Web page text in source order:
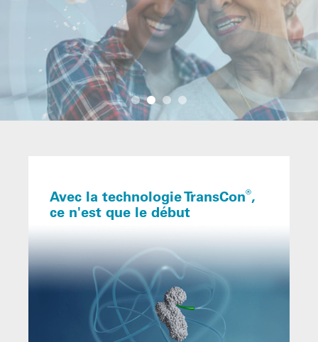
Avec la technologie TransCon®,
ce n'est que le début